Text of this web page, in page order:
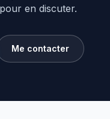
en discuter.
Me contacter